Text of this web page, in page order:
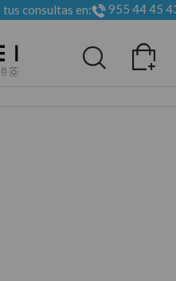
consultas en: 955 44 45